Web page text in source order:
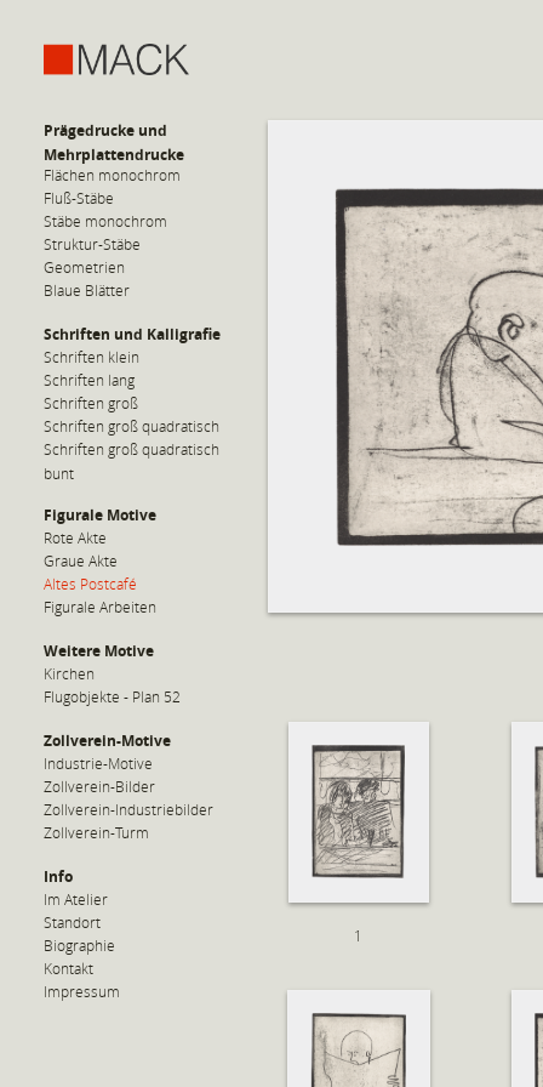
Prägedrucke und
Mehrplattendrucke
Flächen monochrom
Fluß-Stäbe
Stäbe monochrom
Struktur-Stäbe
Geometrien
Blaue Blätter
Schriften und Kalligrafie
Schriften klein
Schriften lang
Schriften groß
Schriften groß quadratisch
Schriften groß quadratisch
bunt
Figurale Motive
Rote Akte
Graue Akte
Altes Postcafé
Figurale Arbeiten
Weitere Motive
Kirchen
Flugobjekte - Plan 52
Zollverein-Motive
Industrie-Motive
Zollverein-Bilder
Zollverein-Industriebilder
Zollverein-Turm
Info
Im Atelier
Standort
Biographie
Kontakt
Impressum
1